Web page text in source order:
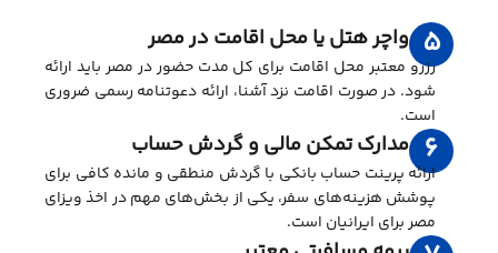
5 واچر هتل یا محل اقامت در مصر
رزرو معتبر محل اقامت برای کل مدت حضور در مصر باید ارائه
شود. در صورت اقامت نزد آشنا، ارائه دعوتنامه رسمی ضروری
است.
6 مدارک تمکن مالی و گردش حساب
ارائه پرینت حساب بانکی با گردش منطقی و مانده کافی برای
پوشش هزینه‌های سفر، یکی از بخش‌های مهم در اخذ ویزای
مصر برای ایرانیان است.